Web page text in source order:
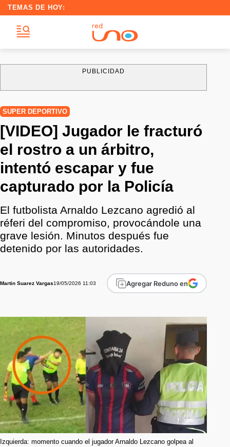
TEMAS DE HOY:
PUBLICIDAD
SUPER DEPORTIVO
[VIDEO] Jugador le fracturó
el rostro a un árbitro,
intentó escapar y fue
capturado por la Policía
El futbolista Arnaldo Lezcano agredió al
réferi del compromiso, provocándole una
grave lesión. Minutos después fue
detenido por las autoridades.
Martin Suarez Vargas19/05/2026 11:03 Agregar Reduno en
Izquierda: momento cuando el jugador Arnaldo Lezcano golpea al